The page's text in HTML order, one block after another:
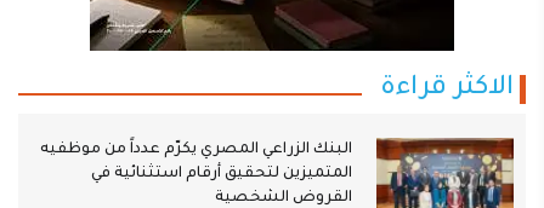
الاكثر قراءة
البنك الزراعي المصري يكرّم عدداً من موظفيه
المتميزين لتحقيق أرقام استثنائية في
القروض الشخصية